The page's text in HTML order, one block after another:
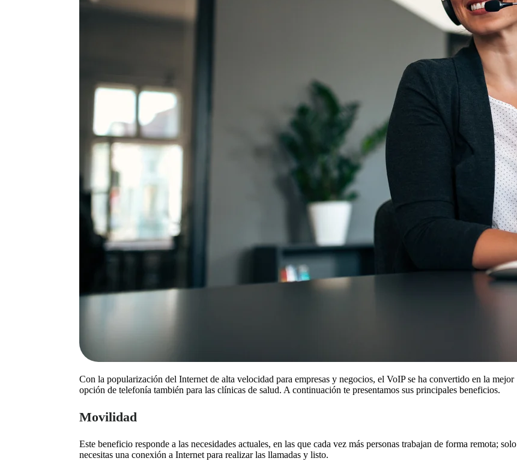
Con la popularización del Internet de alta velocidad para empresas y negocios, el VoIP se ha convertido en la mejor
opción de telefonía también para las clínicas de salud. A continuación te presentamos sus principales beneficios.
Movilidad
Este beneficio responde a las necesidades actuales, en las que cada vez más personas trabajan de forma remota; solo
necesitas una conexión a Internet para realizar las llamadas y listo.